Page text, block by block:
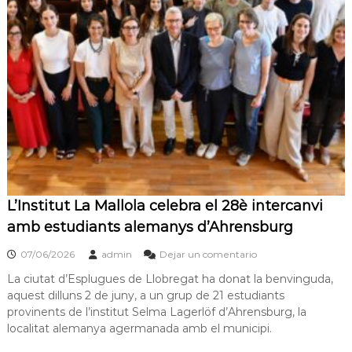
s
d
e
L
l
o
b
r
e
g
a
t
m
a
c
ó
d
'
E
s
p
l
g
u
e
s
l
o
b
e
L’Institut La Mallola celebra el 28è intercanvi
amb estudiants alemanys d’Ahrensburg
07/06/2026 admin Dejar un comentario
La ciutat d’Esplugues de Llobregat ha donat la benvinguda,
aquest dilluns 2 de juny, a un grup de 21 estudiants
provinents de l’institut Selma Lagerlöf d’Ahrensburg, la
localitat alemanya agermanada amb el municipi.